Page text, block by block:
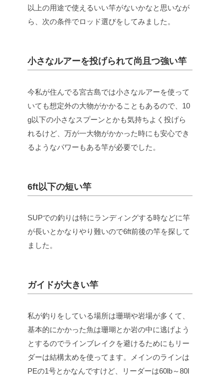
以上の用途で使えるいい竿がないかなと思いなが
ら、次の条件でロッド選びをしてみました。
小さなルアーを投げられて尚且つ強い竿
今私が住んでる宮古島では小さなルアーを使って
いても想定外の大物がかかることもあるので、10
g以下の小さなスプーンとかも気持ちよく投げら
れるけど、万が一大物がかかった時にも安心でき
るようなパワーもある竿が必要でした。
6ft以下の短い竿
SUPでの釣りは特にランディングする時などに竿
が長いとかなりやり難いので6ft前後の竿を探して
ました。
ガイドが大きい竿
私が釣りをしている場所は珊瑚や岩場が多くて、
基本的にかかった魚は珊瑚とか岩の中に逃げよう
とするのでラインブレイクを避けるためにもリー
ダーは結構太めを使ってます。メインのラインは
PEの1号とかなんですけど、リーダーは60lb～80l